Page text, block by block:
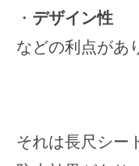
・ デザイン性
などの利点があ
それは長尺シー